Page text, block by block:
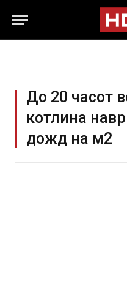
До 20 часот
котлина
дожд на м2